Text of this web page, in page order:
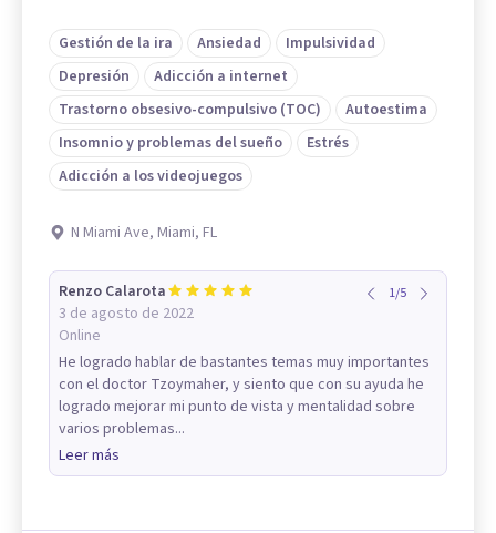
Gestión de la ira Ansiedad
Impulsividad
Depresión
Adicción a internet
Trastorno obsesivo-compulsivo (TOC)
Autoestima
Insomnio y problemas del sueño
Estrés
Adicción a los videojuegos
N Miami Ave, Miami, FL
Renzo Calarota
3 de agosto de 2022
Online
1/5
He logrado hablar de bastantes temas muy importantes
con el doctor Tzoymaher, y siento que con su ayuda he
logrado mejorar mi punto de vista y mentalidad sobre
varios problemas...
Leer más